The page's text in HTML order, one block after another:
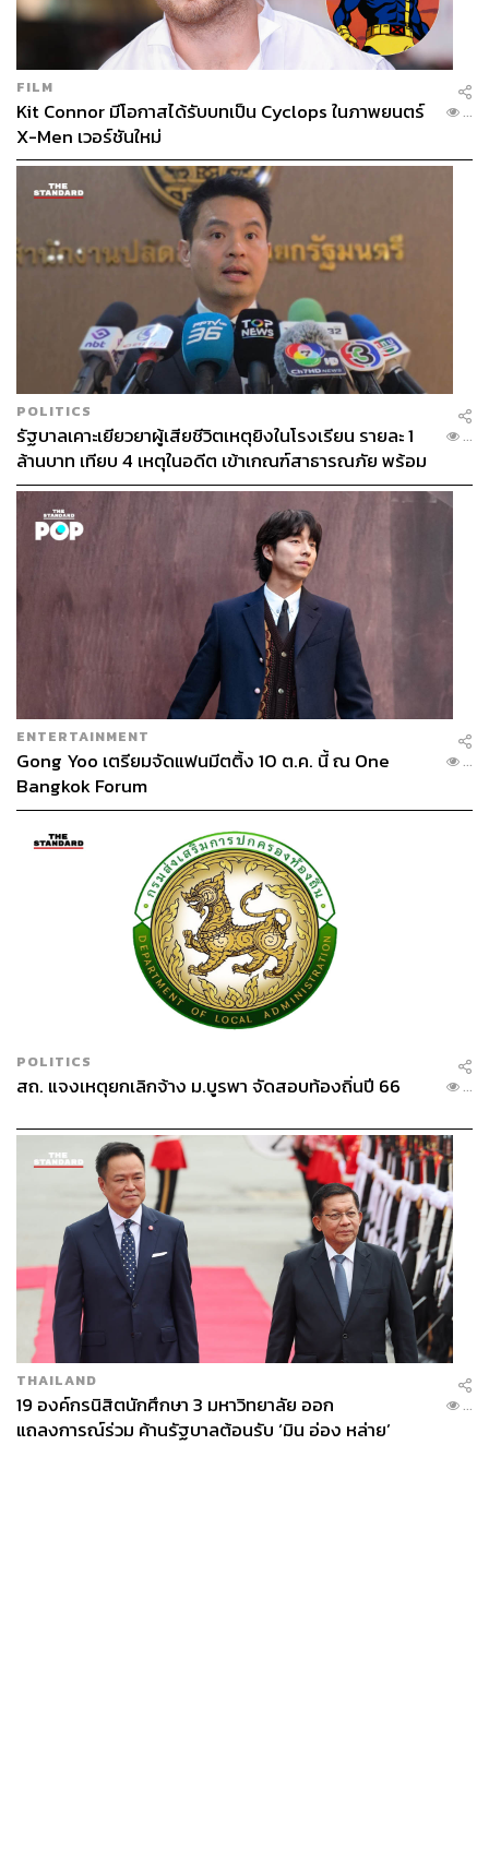
FILM
Kit Connor มีโอกาสได้รับบทเป็น Cyclops ในภาพยนตร์
X-Men เวอร์ชันใหม่
...
POLITICS
รัฐบาลเคาะเยียวยาผู้เสียชีวิตเหตุยิงในโรงเรียน รายละ 1
ล้านบาท เทียบ 4 เหตุในอดีต เข้าเกณฑ์สาธารณภัย พร้อม
เร่งจ่ายโดยเร็ว
...
ENTERTAINMENT
Gong Yoo เตรียมจัดแฟนมีตติ้ง 10 ต.ค. นี้ ณ One
Bangkok Forum
...
POLITICS
สถ. แจงเหตุยกเลิกจ้าง ม.บูรพา จัดสอบท้องถิ่นปี 66 ...
THAILAND
19 องค์กรนิสิตนักศึกษา 3 มหาวิทยาลัย ออก
แถลงการณ์ร่วม ค้านรัฐบาลต้อนรับ ‘มิน อ่อง หล่าย’
...